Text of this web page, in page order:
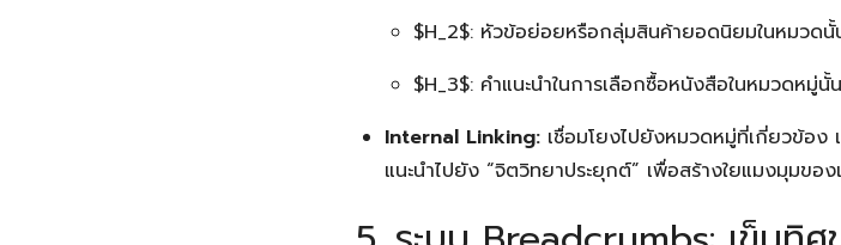
Search
for:
$H_2$: หัวข้อย่อยหรือกลุ่มสินค้ายอดนิยมในหมวดนั้
$H_3$: คำแนะนำในการเลือกซื้อหนังสือในหมวดหมู่นั้น
Internal Linking: เชื่อมโยงไปยังหมวดหมู่ที่เกี่ยวข้อ
แนะนำไปยัง “จิตวิทยาประยุกต์” เพื่อสร้างใยแมงมุมขอ